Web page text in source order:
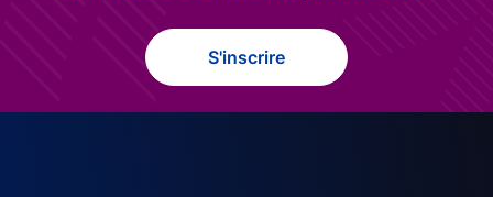
S'inscrire